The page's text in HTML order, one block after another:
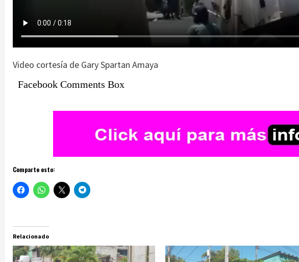
Video cortesía de Gary Spartan Amaya
Facebook Comments Box
Comparte esto:
Relacionado